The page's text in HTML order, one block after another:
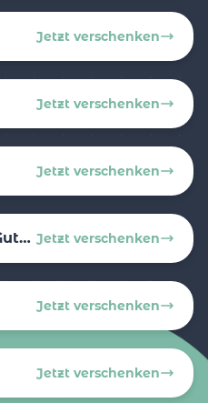
Jetzt verschenken
Jetzt verschenken
Jetzt verschenken
Frankfurt Am Main Gutschein Jetzt verschenken
Jetzt verschenken
Jetzt verschenken